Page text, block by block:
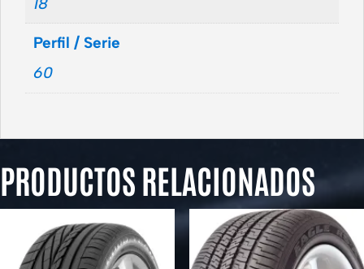
Perfil / Serie
60
PRODUCTOS RELACIONADOS